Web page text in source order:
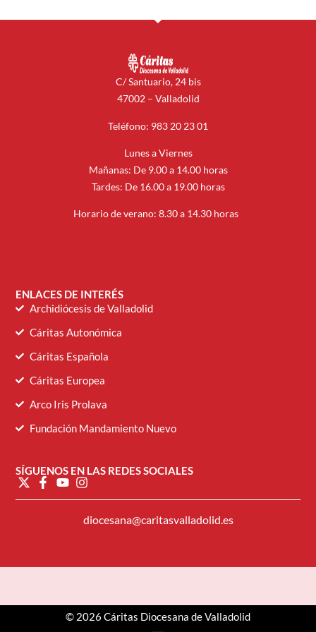
C/ Santuario, 24 bis
47002 – Valladolid
Teléfono: 983 20 23 01
Lunes a Viernes
Mañanas: De 9.00 a 14.00 horas
Tardes: De 16.00 a 19.00 horas
Horario de verano: 8.30 a 14.30 horas
ENLACES DE INTERÉS
Archidiócesis de Valladolid
Cáritas Autonómica
Cáritas Española
Cáritas Europea
Arco Iris Prolava
Fundación Mandamiento Nuevo
SÍGUENOS EN LAS REDES SOCIALES
diocesana@caritasvalladolid.es
© 2026 Cáritas Diocesana de Valladolid